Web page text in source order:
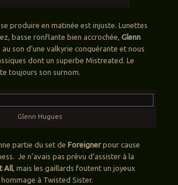
produire en matinée est injuste. Lunettes
basse ronflante bien accrochée, Glenn
son d’une valkyrie conquérante et nous
dont un superbe Mistreated. Le
toujours son surnom.
Glenn Hugues
partie du set de Foreignerpour cause
Je n’avais pas prévu d’assister à la
All, mais les gaillards foutent un joyeux
à Twisted Sister.